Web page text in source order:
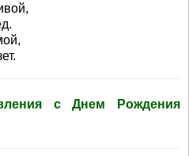
с Днем Рождения